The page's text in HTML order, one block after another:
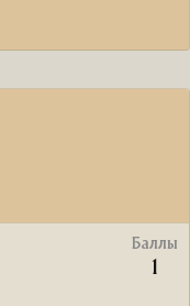
Баллы
1